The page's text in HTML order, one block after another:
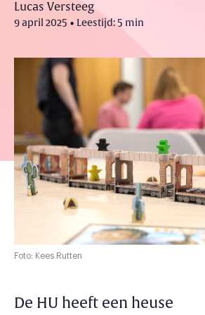
Lucas Versteeg
9 april 2025 • Leestijd: 5 min
Foto: Kees Rutten
De HU heeft een heuse